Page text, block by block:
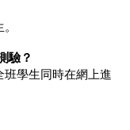
驗？
學生同時在網上進